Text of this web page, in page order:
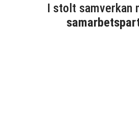
I stolt samverkan